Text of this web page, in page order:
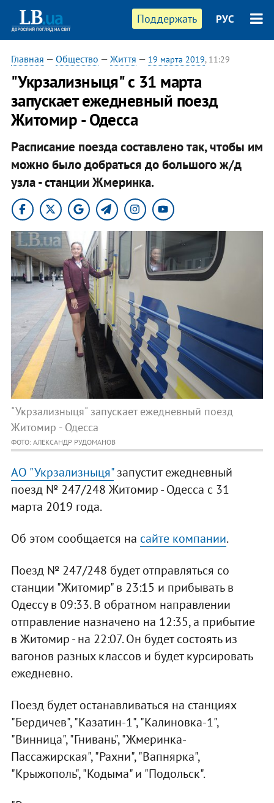
Поддержать РУС
Главная — Общество — Життя — 19 марта 2019, 11:29
"Укрзализныця" с 31 марта
запускает ежедневный поезд
Житомир - Одесса
Расписание поезда составлено так, чтобы им
можно было добраться до большого ж/д
узла - станции Жмеринка.
"Укрзализныця" запускает ежедневный поезд
Житомир - Одесса
ФОТО: АЛЕКСАНДР РУДОМАНОВ
АО "Укрзализныця"запустит ежедневный
поезд № 247/248 Житомир - Одесса с 31
марта 2019 года.
Об этом сообщается на сайте компании.
Поезд № 247/248 будет отправляться со
станции "Житомир" в 23:15 и прибывать в
Одессу в 09:33. В обратном направлении
отправление назначено на 12:35, а прибытие
в Житомир - на 22:07. Он будет состоять из
вагонов разных классов и будет курсировать
ежедневно.
Поезд будет останавливаться на станциях
"Бердичев", "Казатин-1", "Калиновка-1",
"Винница", "Гнивань", "Жмеринка-
Пассажирская", "Рахни", "Вапнярка",
"Крыжополь", "Кодыма" и "Подольск".